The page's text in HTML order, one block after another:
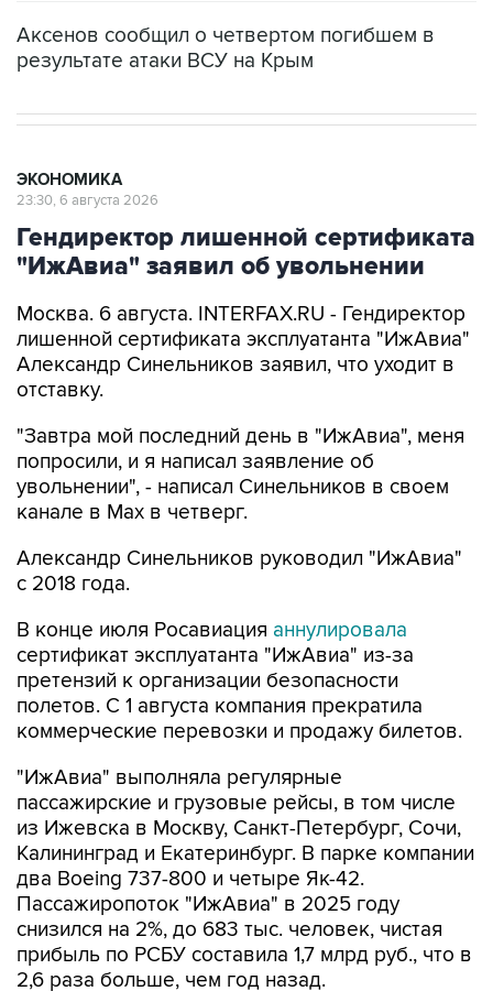
Аксенов сообщил о четвертом погибшем в
результате атаки ВСУ на Крым
ЭКОНОМИКА
23:30, 6 августа 2026
Гендиректор лишенной сертификата
"ИжАвиа" заявил об увольнении
Москва. 6 августа. INTERFAX.RU - Гендиректор
лишенной сертификата эксплуатанта "ИжАвиа"
Александр Синельников заявил, что уходит в
отставку.
"Завтра мой последний день в "ИжАвиа", меня
попросили, и я написал заявление об
увольнении", - написал Синельников в своем
канале в Max в четверг.
Александр Синельников руководил "ИжАвиа"
с 2018 года.
В конце июля Росавиация аннулировала
сертификат эксплуатанта "ИжАвиа" из-за
претензий к организации безопасности
полетов. С 1 августа компания прекратила
коммерческие перевозки и продажу билетов.
"ИжАвиа" выполняла регулярные
пассажирские и грузовые рейсы, в том числе
из Ижевска в Москву, Санкт-Петербург, Сочи,
Калининград и Екатеринбург. В парке компании
два Boeing 737-800 и четыре Як-42.
Пассажиропоток "ИжАвиа" в 2025 году
снизился на 2%, до 683 тыс. человек, чистая
прибыль по РСБУ составила 1,7 млрд руб., что в
2,6 раза больше, чем год назад.